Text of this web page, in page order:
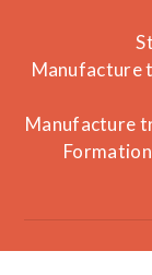
Manufacture
Manufacture